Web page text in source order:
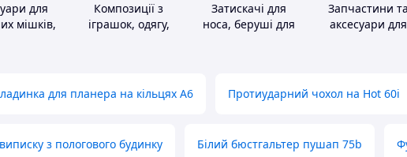
для
мішків,
Композиції з
іграшок, одягу,
Затискачі для
носа, беруші для
Запчастини та
аксесуари для
для планера на кільцях А6 Протиударний чохол на Hot 60i
з пологового будинку Білий бюстгальтер пушап 75b